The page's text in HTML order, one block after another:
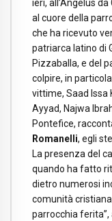
ieri, all’Angelus
al cuore della
che ha ricevuto
patriarca latino di
Pizzaballa, e del
colpire, in
vittime, Saad Issa
Ayyad, Najwa
Pontefice,
Romanelli, egli
La presenza del
quando ha fatto
dietro numerosi
comunità
parrocchia ferita”,